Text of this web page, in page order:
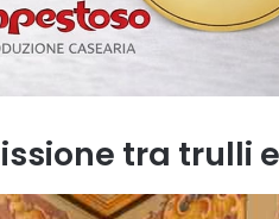
tra trulli